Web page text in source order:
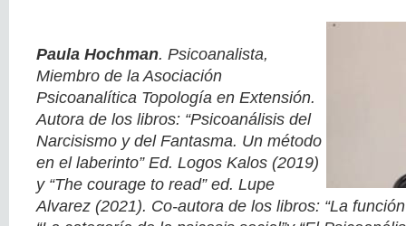
Paula Hochman. Psicoanalista,
Miembro de la Asociación
Psicoanalítica Topología en Extensión.
Autora de los libros: “Psicoanálisis del
Narcisismo y del Fantasma. Un método
en el laberinto” Ed. Logos Kalos (2019)
y “The courage to read” ed. Lupe
Alvarez (2021). Co-autora de los libros: “La